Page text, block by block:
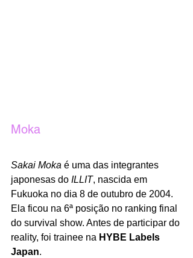
Moka
Sakai Moka é uma das integrantes
japonesas do ILLIT, nascida em
Fukuoka no dia 8 de outubro de 2004.
Ela ficou na 6ª posição no ranking final
do survival show. Antes de participar do
reality, foi trainee na HYBE Labels
Japan.